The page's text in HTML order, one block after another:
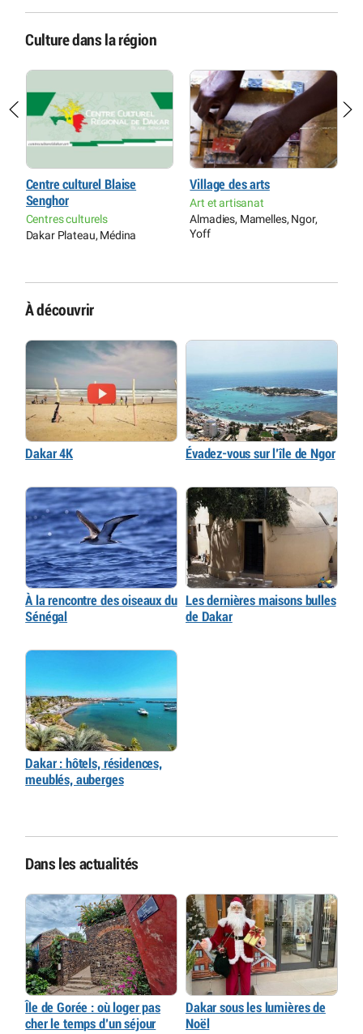
Culture dans la région
Centre culturel Blaise
Senghor
Centres culturels
Dakar Plateau, Médina
Village des arts
Art et artisanat
Almadies, Mamelles, Ngor,
Yoff
À découvrir
Dakar 4K Évadez-vous sur l’île de Ngor
À la rencontre des oiseaux du
Sénégal
Les dernières maisons bulles
de Dakar
Dakar : hôtels, résidences,
meublés, auberges
Dans les actualités
Île de Gorée : où loger pas
cher le temps d’un séjour
Dakar sous les lumières de
Noël